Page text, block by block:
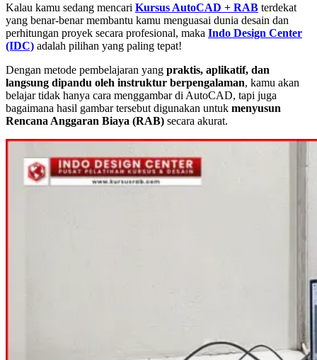
Kalau kamu sedang mencari Kursus AutoCAD + RAB terdekat
yang benar-benar membantu kamu menguasai dunia desain dan
perhitungan proyek secara profesional, maka Indo Design Center
(IDC) adalah pilihan yang paling tepat!
Dengan metode pembelajaran yang praktis, aplikatif, dan
langsung dipandu oleh instruktur berpengalaman, kamu akan
belajar tidak hanya cara menggambar di AutoCAD, tapi juga
bagaimana hasil gambar tersebut digunakan untuk menyusun
Rencana Anggaran Biaya (RAB) secara akurat.